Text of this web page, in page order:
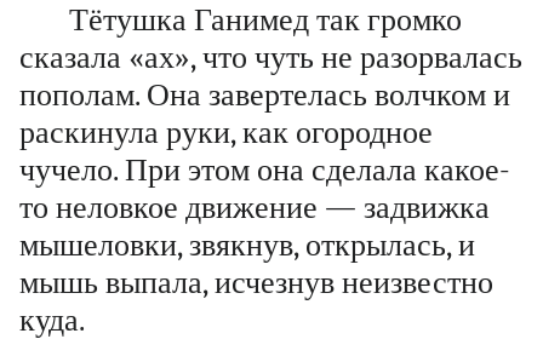
Тётушка Ганимед так громко
сказала «ах», что чуть не разорвалась
пополам. Она завертелась волчком и
раскинула руки, как огородное
чучело. При этом она сделала какое-
то неловкое движение — задвижка
мышеловки, звякнув, открылась, и
мышь выпала, исчезнув неизвестно
куда.